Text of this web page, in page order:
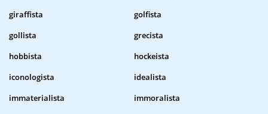
giraffista
golfista
gollista
grecista
hobbista
hockeista
iconologista
idealista
immaterialista
immoralista